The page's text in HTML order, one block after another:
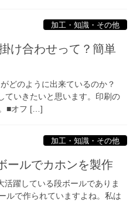
加工・知識・その他
け合わせって？簡単
どのように出来ているのか？
ていきたいと思います。印刷の
■オフ […]
加工・知識・その他
ールでカホンを製作
活躍している段ボールでありま
ルで作られていますよね。私は